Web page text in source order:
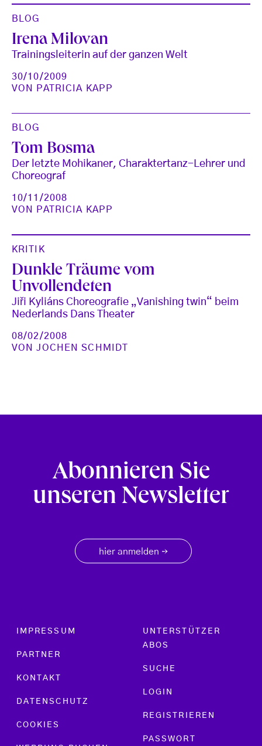
BLOG
Irena Milovan
Trainingsleiterin auf der ganzen Welt
30/10/2009
VON
PATRICIA KAPP
BLOG
Tom Bosma
Der letzte Mohikaner, Charaktertanz-Lehrer und
Choreograf
10/11/2008
VON
PATRICIA KAPP
KRITIK
Dunkle Träume vom
Unvollendeten
Jiři Kyliáns Choreografie „Vanishing twin“ beim
Nederlands Dans Theater
08/02/2008
VONJOCHEN SCHMIDT
Abonnieren Sie
unseren Newsletter
hier anmelden →
Footer menu
IMPRESSUM
PARTNER
KONTAKT
DATENSCHUTZ
COOKIES
UNTERSTÜTZER
ABOS
SUCHE
LOGIN
REGISTRIEREN
PASSWORT